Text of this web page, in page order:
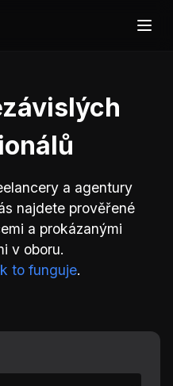
a agentury
najdete prověřené
a prokázanými
v oboru.
to funguje.